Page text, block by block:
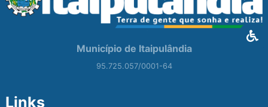
Município de Itaipulândia
95.725.057/0001-64
Links